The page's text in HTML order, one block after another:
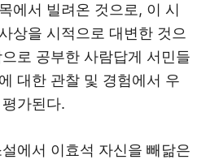
에서 빌려온 것으로, 이 시
상을 시적으로 대변한 것으
로 공부한 사람답게 서민들
대한 관찰 및 경험에서 우
가된다.
에서 이효석 자신을 빼닮은